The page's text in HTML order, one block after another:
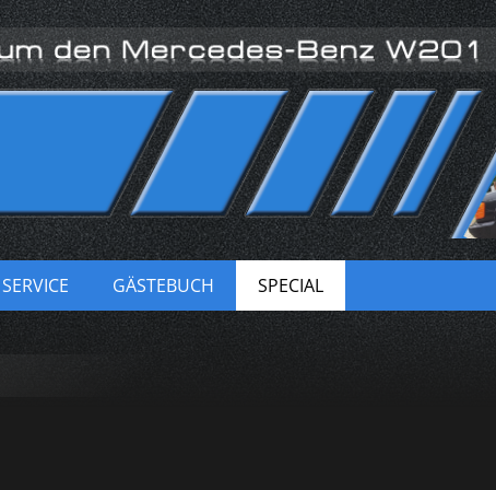
rund um den 190er
Benz 190er! Tarnname Ushido! Werksbezeichnung W201!
SERVICE GÄSTEBUCH SPECIAL